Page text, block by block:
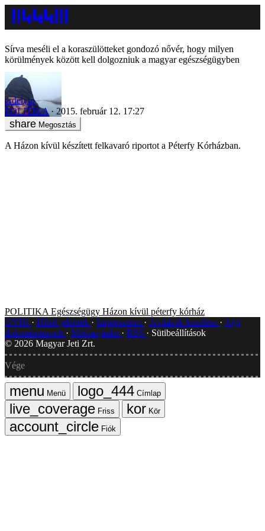
Sírva meséli el a koraszülötteket gondozó nővér, hogy milyen
körülmények között kell dolgozniuk a magyar egészségügyben
erdelyip
POLITIKA
2015. február 12. 17:27
Megosztás
A Házon kívül készített felkavaró riportot a Péterfy Kórházban.
POLITIKA Egészségügy Házon kívül péterfy kórház
GYIK
Hibát jelentek Impresszum Javítások kezelése
Jogi
dokumentumok
Médiaajánlat RSS
Sütibeállítások
© 2026 Magyar Jeti Zrt.
Vége
Menü
Címlap
Friss
Kör
Fiók